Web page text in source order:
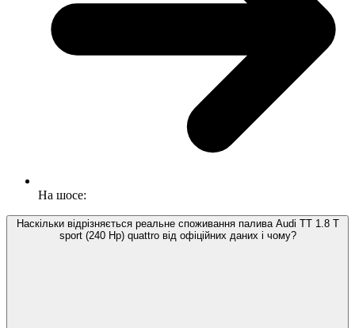
На шосе:
Наскільки відрізняється реальне споживання палива Audi TT 1.8 T
sport (240 Hp) quattro від офіційних даних і чому?